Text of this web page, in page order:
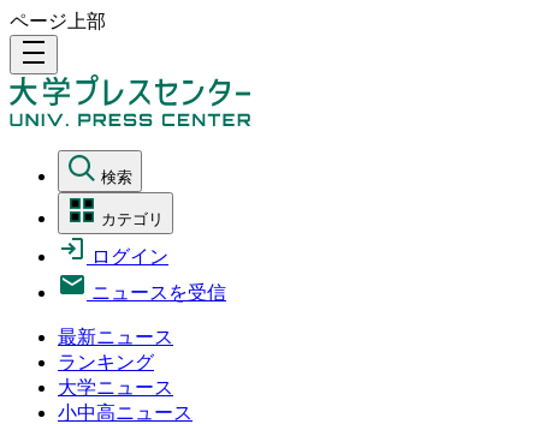
ページ上部
density_medium
検索
カテゴリ
ログイン
ニュースを受信
最新ニュース
ランキング
大学ニュース
小中高ニュース